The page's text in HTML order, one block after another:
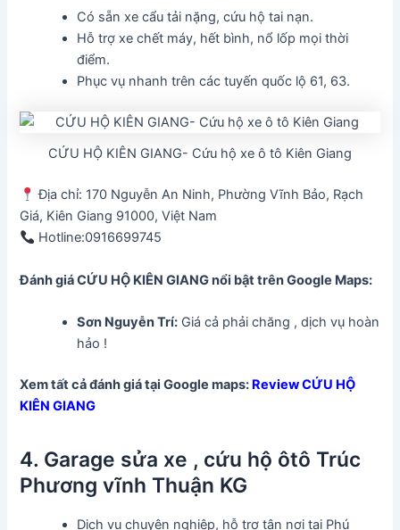
Có sẵn xe cẩu tải nặng, cứu hộ tai nạn.
Hỗ trợ xe chết máy, hết bình, nổ lốp mọi thời
điểm.
Phục vụ nhanh trên các tuyến quốc lộ 61, 63.
CỨU HỘ KIÊN GIANG- Cứu hộ xe ô tô Kiên Giang
Địa chỉ: 170 Nguyễn An Ninh, Phường Vĩnh Bảo, Rạch
Giá, Kiên Giang 91000, Việt Nam
Hotline:0916699745
Đánh giá CỨU HỘ KIÊN GIANGnổi bật trên Google Maps:
Sơn Nguyễn Trí: Giá cả phải chăng , dịch vụ hoàn
hảo !
Xem tất cả đánh giá tại Google maps: Review CỨU HỘ
KIÊN GIANG
4. Garage sửa xe , cứu hộ ôtô Trúc
Phương vĩnh Thuận KG
Dịch vụ chuyên nghiệp, hỗ trợ tận nơi tại Phú